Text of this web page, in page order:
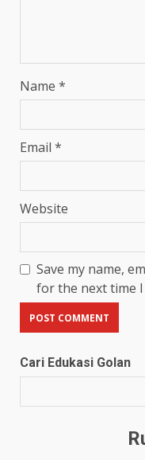
Name *
Email *
Website
Save my name,
for the next time I
Cari Edukasi Golan